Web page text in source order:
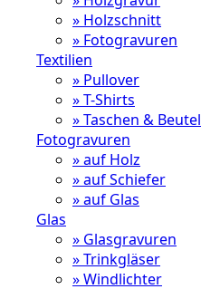
» Holzschnitt
» Fotogravuren
Textilien
» Pullover
» T-Shirts
» Taschen & Beutel
Fotogravuren
» auf Holz
» auf Schiefer
» auf Glas
Glas
» Glasgravuren
» Trinkgläser
» Windlichter